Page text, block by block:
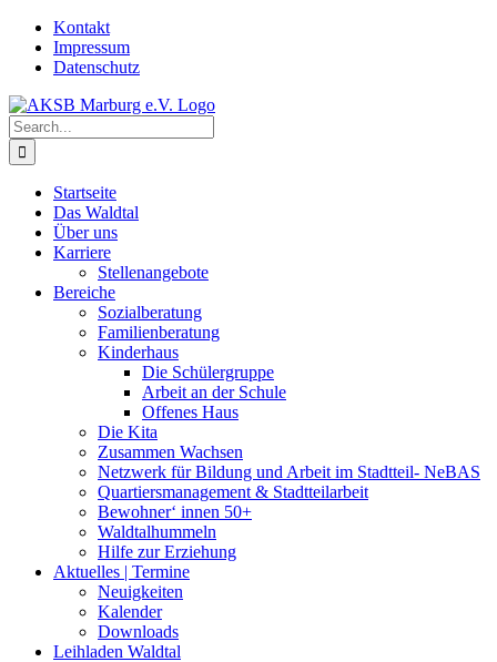
Skip
content
Kontakt
Impressum
Datenschutz
Search
for:
Startseite
Das Waldtal
Über uns
Karriere
Stellenangebote
Bereiche
Sozialberatung
Familienberatung
Kinderhaus
Die Schülergruppe
Arbeit an der Schule
Offenes Haus
Die Kita
Zusammen Wachsen
Netzwerk für Bildung und Arbeit im Stadtteil- NeBAS
Quartiersmanagement & Stadtteilarbeit
Bewohner‘ innen 50+
Waldtalhummeln
Hilfe zur Erziehung
Aktuelles | Termine
Neuigkeiten
Kalender
Downloads
Leihladen Waldtal